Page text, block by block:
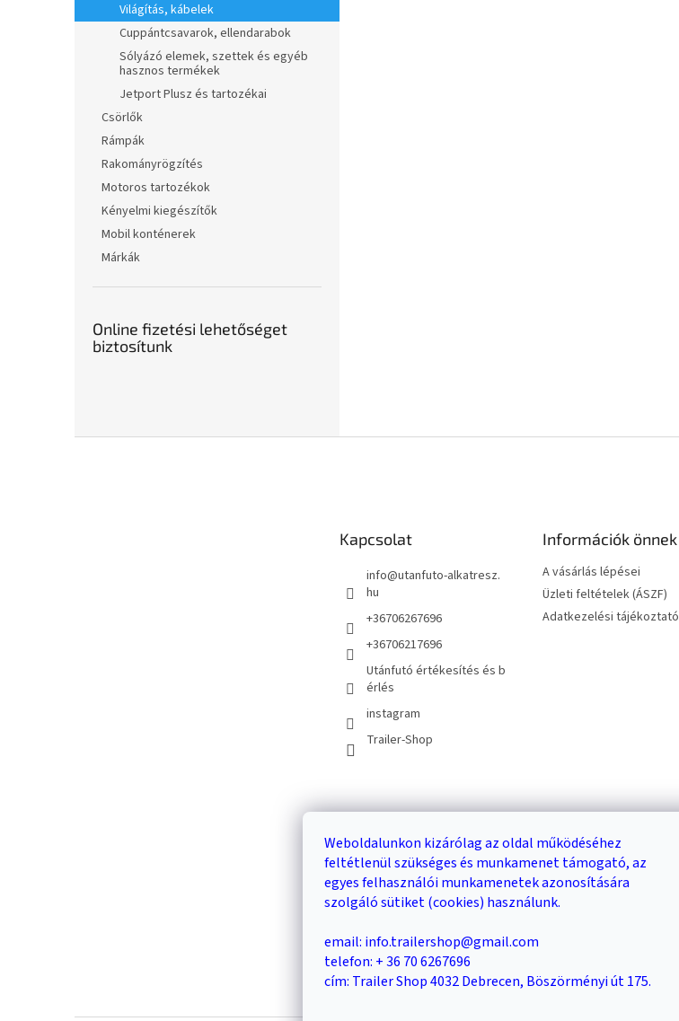
Weboldalunkon kizárólag az oldal működéséhez
feltétlenül szükséges és munkamenet támogató, az
egyes felhasználói munkamenetek azonosítására
szolgáló sütiket (cookies) használunk.
email: info.trailershop@gmail.com
telefon: + 36 70 6267696
cím: Trailer Shop 4032 Debrecen, Böszörményi út 175.
Világítás, kábelek
Cuppántcsavarok, ellendarabok
Sólyázó elemek, szettek és egyéb
hasznos termékek
Jetport Plusz és tartozékai
Csörlők
Rámpák
Rakományrögzítés
Motoros tartozékok
Kényelmi kiegészítők
Mobil konténerek
Márkák
Online fizetési lehetőséget
biztosítunk
Kapcsolat
info@utanfuto-alkatresz.
hu
+36706267696
+36706217696
Utánfutó értékesítés és b
érlés
instagram
Trailer-Shop
Információk önnek
A vásárlás lépései
Üzleti feltételek (ÁSZF)
Adatkezelési tájékoztató
0DB /0 FT
Trailer-Shop